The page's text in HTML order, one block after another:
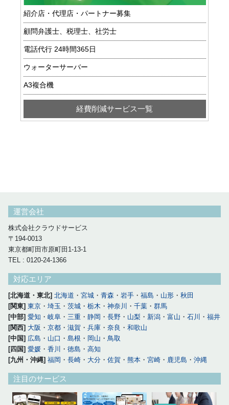
紹介店・代理店・パートナー募集
顧問弁護士、税理士、社労士
電話代行 24時間365日
ウォーターサーバー
A3複合機
経費削減サービス一覧
運営会社
株式会社クラウドサービス
〒194-0013
東京都町田市原町田1-13-1
TEL : 0120-24-1366
対応エリア
[北海道・東北] 北海道 ・宮城 ・青森 ・岩手 ・福島 ・ 山形 ・秋田
[関東] 東京 ・埼玉 ・茨城 ・栃木 ・神奈川 ・千葉 ・群馬
[中部] 愛知 ・岐阜 ・三重 ・静岡 ・長野 ・ 山梨 ・ 新潟 ・富山 ・石川 ・福井
[関西] 大阪 ・京都 ・滋賀 ・兵庫 ・奈良 ・和歌山
[中国] 広島 ・ 山口 ・島根 ・ 岡山 ・鳥取
[四国] 愛媛 ・香川 ・徳島 ・高知
[九州・沖縄] 福岡 ・長崎 ・ 大分 ・佐賀 ・熊本 ・宮崎 ・ 鹿児島 ・沖縄
注目のサービス